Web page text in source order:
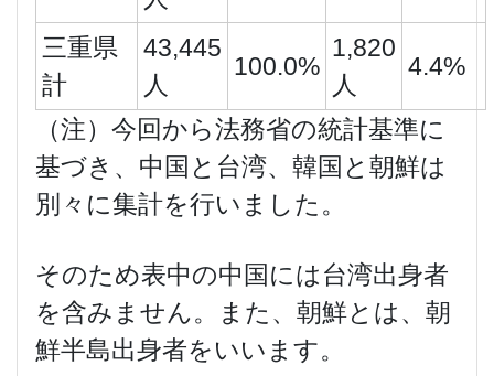
三重県
計
43,445
人
100.0%
1,820
人
4.4%
（注）今回から法務省の統計基準に
基づき、中国と台湾、韓国と朝鮮は
別々に集計を行いました。
そのため表中の中国には台湾出身者
を含みません。また、朝鮮とは、朝
鮮半島出身者をいいます。